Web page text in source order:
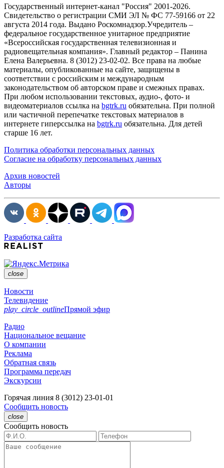
Государственный интернет-канал "Россия" 2001-2026.
Cвидетельство о регистрации СМИ ЭЛ № ФС 77-59166 от 22
августа 2014 года. Выдано Роскомнадзор.Учредитель –
федеральное государственное унитарное предприятие
«Всероссийская государственная телевизионная и
радиовещательная компания». Главный редактор – Панина
Елена Валерьевна. 8 (3012) 23-02-02. Все права на любые
материалы, опубликованные на сайте, защищены в
соответствии с российским и международным
законодательством об авторском праве и смежных правах.
При любом использовании текстовых, аудио-, фото- и
видеоматериалов ссылка на bgtrk.ru обязательна. При полной
или частичной перепечатке текстовых материалов в
интернете гиперссылка на bgtrk.ru обязательна. Для детей
старше 16 лет.
Политика обработки персональных данных
Согласие на обработку персональных данных
Архив новостей
Авторы
Разработка сайта
close
Новости
Телевидение
play_circle_outlineПрямой эфир
Радио
Национальное вещание
О компании
Реклама
Обратная связь
Программа передач
Экскурсии
Горячая линия 8 (3012) 23-01-01
Сообщить новость
close
Сообщить новость